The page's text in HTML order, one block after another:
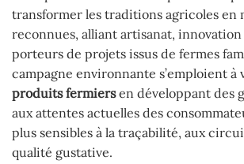
transformer les traditions agricoles en
reconnues, alliant artisanat,
porteurs de projets issus de fermes
campagne environnante s’emploient à
produits fermiersen développant des
aux attentes actuelles des
plus sensibles à la traçabilité, aux
qualité gustative.